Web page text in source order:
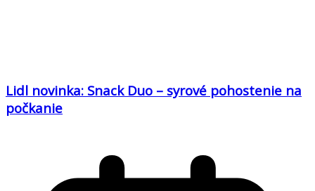
Lidl novinka: Snack Duo – syrové pohostenie na
počkanie